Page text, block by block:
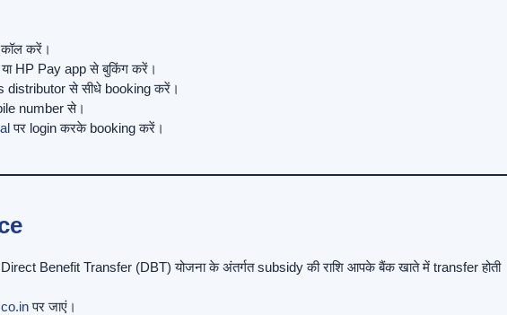
करें।
HP Pay app से बुकिंग करें।
distributor से सीधे booking करें।
number से।
पर login करके booking करें।
Benefit Transfer (DBT) योजना के अंतर्गत subsidy की राशि आपके बैंक खाते में transfer होती
पर जाएं।